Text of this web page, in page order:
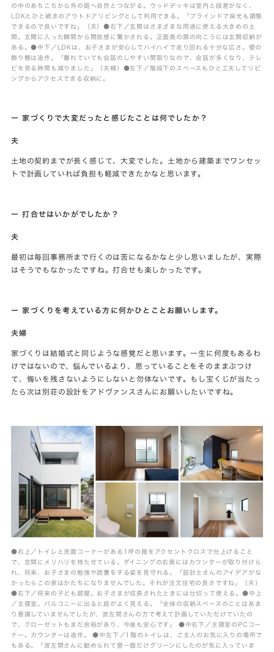
の中のあちこちから外の庭へ自然とつながる。ウッドデッキは室内と段差がなく、
LDKとひと続きのアウトドアリビングとして利用できる。「ブラインドで採光も調整
できるので良いですね」（夫）●右下／玄関はさまざまな用途に使える大きめの土
間。玄関に入った瞬間から開放感に驚かされる。正面奥の扉の向こうには玄関収納が
ある。●中下／LDKは、お子さまが安心してハイハイで走り回れる十分な広さ。壁の
飾り棚は造作。「離れていても会話のしやすい間取りなので、会話が多くなり、テレ
ビを見る時間も減りました」（夫婦）●左下／階段下のスペースもひと工夫してリビ
ングからアクセスできる収納に。
ー 家づくりで大変だったと感じたことは何でしたか？
夫
土地の契約までが長く感じて、大変でした。土地から建築までワンセッ
トで計画していれば負担も軽減できたかなと思います。
ー 打合せはいかがでしたか？
夫
最初は毎回事務所まで行くのは苦になるかなと少し思いましたが、実際
はそうでもなかったですね。打合せも楽しかったです。
ー 家づくりを考えている方に何かひとことお願いします。
夫婦
家づくりは結婚式と同じような感覚だと思います。一生に何度もあるわ
けではないので、悩んでいるより、思っていることをそのままぶつけ
て、悔いを残さないようにしないと勿体ないです。もし宝くじが当たっ
たら次は別荘の設計をアドヴァンスさんにお願いしたいですね。
●右上／トイレと洗面コーナーがある1坪の箱をアクセントクロスで仕上げること
で、空間にメリハリを持たせている。ダイニングの右奥にはカウンターが取り付けら
れ、将来、お子さまの勉強や読書をする姿を見守れる。「設計士さんのアイデアがな
かったらこの家はかたちになりませんでした。それが注文住宅の良さですね」（夫）
●右下／将来の子ども部屋。お子さまが成長されたときには仕切って使える。●中上
／主寝室。バルコニーに出ると庭がよく見える。「全体の収納スペースのことはあま
り意識していませんでしたが、波左間さんの方で考えて計画していただけていたの
で、クローゼットもまだ余裕があり、今後も安心です」 ●中右下／主寝室のPCコー
ナー。カウンターは造作。 ●中左下／1階のトイレは、ご主人のお気に入りの場所で
もある。「波左間さんに勧められて壁一面だけグリーンにしたのが気に入っていま